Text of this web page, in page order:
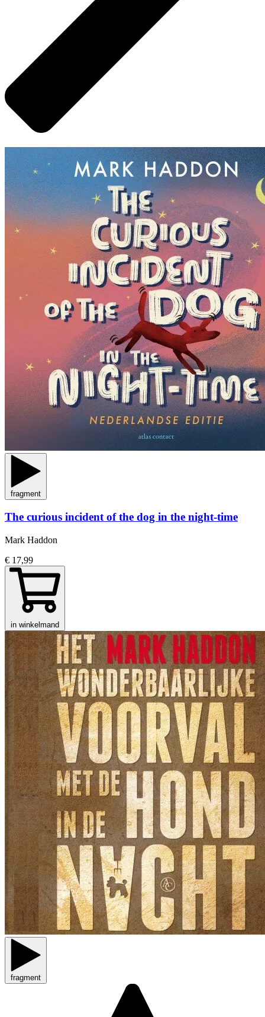
fragment
The curious incident of the dog in the night-time
Mark Haddon
€ 17,99
in winkelmand
fragment